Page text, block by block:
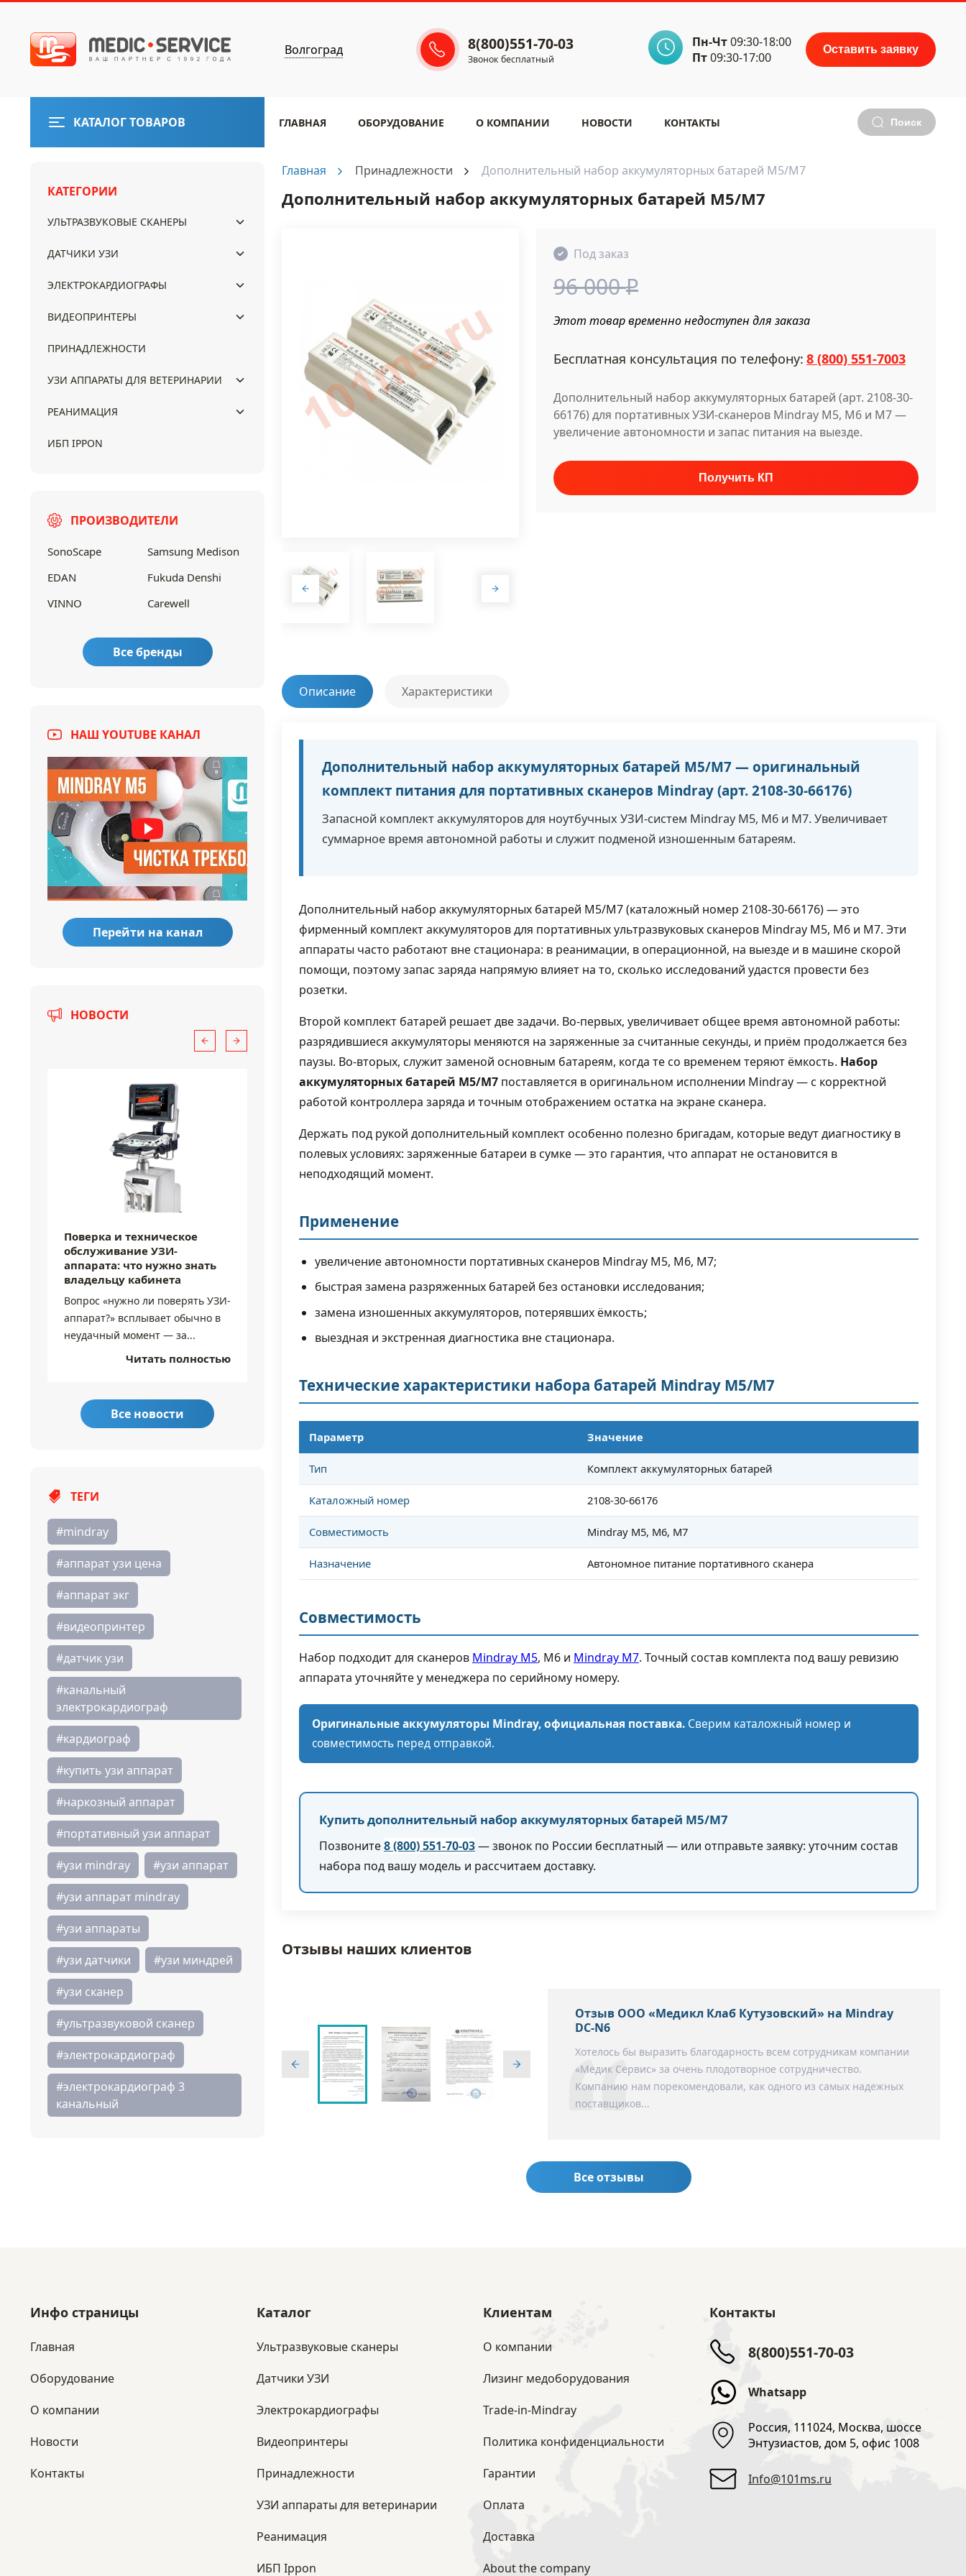
Волгоград 8(800)551-70-03
Звонок бесплатный
Пн-Чт09:30-18:00
Пт09:30-17:00
Оставить заявку
КАТАЛОГ ТОВАРОВ ГЛАВНАЯ ОБОРУДОВАНИЕ ​О КОМПАНИИ НОВОСТИ КОНТАКТЫ Поиск
КАТЕГОРИИ
УЛЬТРАЗВУКОВЫЕ СКАНЕРЫ
ДАТЧИКИ УЗИ
ЭЛЕКТРОКАРДИОГРАФЫ
ВИДЕОПРИНТЕРЫ
ПРИНАДЛЕЖНОСТИ
УЗИ АППАРАТЫ ДЛЯ ВЕТЕРИНАРИИ
РЕАНИМАЦИЯ
ИБП IPPON
ПРОИЗВОДИТЕЛИ
SonoScape
Samsung Medison
EDAN
Fukuda Denshi
VINNO
Carewell
Все бренды
НАШ YOUTUBE КАНАЛ
Перейти на канал
НОВОСТИ
Поверка и техническое
обслуживание УЗИ-
аппарата: что нужно знать
владельцу кабинета
Вопрос «нужно ли поверять УЗИ-
аппарат?» всплывает обычно в
неудачный момент — за...
Читать полностью
Как подобрать ИБП для УЗИ-
и время автономной работы
Ультразвуковой сканер — это, по
высокочастотным трактом,...
Читать полностью
УЗИ-аппараты Mindray
России 2026
УЗИ-аппараты Mindray Resona
диагностика нового поколения...
Читать полностью
Все новости
ТЕГИ
#mindray
#аппарат узи цена
#аппарат экг
#видеопринтер
#датчик узи
#канальный
электрокардиограф
#кардиограф
#купить узи аппарат
#наркозный аппарат
#портативный узи аппарат
#узи mindray
#узи аппарат
#узи аппарат mindray
#узи аппараты
#узи датчики
#узи миндрей
#узи сканер
#ультразвуковой сканер
#электрокардиограф
#электрокардиограф 3
канальный
Главная Принадлежности Дополнительный набор аккумуляторных батарей M5/M7
Дополнительный набор аккумуляторных батарей M5/M7
Под заказ
96 000₽
Этот товар временно недоступен для заказа
Бесплатная консультация по телефону: 8 (800) 551-7003
Дополнительный набор аккумуляторных батарей (арт. 2108-30-
66176) для портативных УЗИ-сканеров Mindray M5, M6 и M7 —
увеличение автономности и запас питания на выезде.
Описание Характеристики
Дополнительный набор аккумуляторных батарей M5/M7 — оригинальный
комплект питания для портативных сканеров Mindray (арт. 2108-30-66176)
Запасной комплект аккумуляторов для ноутбучных УЗИ-систем Mindray M5, M6 и M7. Увеличивает
суммарное время автономной работы и служит подменой изношенным батареям.
Дополнительный набор аккумуляторных батарей M5/M7 (каталожный номер 2108-30-66176) — это
фирменный комплект аккумуляторов для портативных ультразвуковых сканеров Mindray M5, M6 и M7. Эти
аппараты часто работают вне стационара: в реанимации, в операционной, на выезде и в машине скорой
помощи, поэтому запас заряда напрямую влияет на то, сколько исследований удастся провести без
розетки.
Второй комплект батарей решает две задачи. Во-первых, увеличивает общее время автономной работы:
разрядившиеся аккумуляторы меняются на заряженные за считанные секунды, и приём продолжается без
паузы. Во-вторых, служит заменой основным батареям, когда те со временем теряют ёмкость. Набор
аккумуляторных батарей M5/M7 поставляется в оригинальном исполнении Mindray — с корректной
работой контроллера заряда и точным отображением остатка на экране сканера.
Держать под рукой дополнительный комплект особенно полезно бригадам, которые ведут диагностику в
полевых условиях: заряженные батареи в сумке — это гарантия, что аппарат не остановится в
неподходящий момент.
Применение
увеличение автономности портативных сканеров Mindray M5, M6, M7;
быстрая замена разряженных батарей без остановки исследования;
замена изношенных аккумуляторов, потерявших ёмкость;
выездная и экстренная диагностика вне стационара.
Технические характеристики набора батарей Mindray M5/M7
Параметр Значение
Тип Комплект аккумуляторных батарей
Каталожный номер 2108-30-66176
Совместимость Mindray M5, M6, M7
Назначение Автономное питание портативного сканера
Совместимость
Набор подходит для сканеров Mindray M5, M6 и Mindray M7. Точный состав комплекта под вашу ревизию
аппарата уточняйте у менеджера по серийному номеру.
Оригинальные аккумуляторы Mindray, официальная поставка. Сверим каталожный номер и
совместимость перед отправкой.
Купить дополнительный набор аккумуляторных батарей M5/M7
Позвоните8 (800) 551-70-03— звонок по России бесплатный — или отправьте заявку: уточним состав
набора под вашу модель и рассчитаем доставку.
Отзывы наших клиентов
Отзыв ООО «Медикл Клаб Кутузовский» на Mindray
DC-N6
Хотелось бы выразить благодарность всем сотрудникам компании
«Медик Сервис» за очень плодотворное сотрудничество.
Компанию нам порекомендовали, как одного из самых надежных
поставщиков...
Все отзывы
Инфо страницы
Главная
Оборудование
​О компании
Новости
Контакты
Каталог
Ультразвуковые сканеры
Датчики УЗИ
Электрокардиографы
Видеопринтеры
Принадлежности
УЗИ аппараты для ветеринарии
Реанимация
ИБП Ippon
Клиентам
О компании
Лизинг медоборудования
Trade-in-Mindray
Политика конфиденциальности
Гарантии
Оплата
Доставка
About the company
Контакты
8(800)551-70-03
Whatsapp
Россия, 111024, Москва, шоссе
Энтузиастов, дом 5, офис 1008
Info@101ms.ru